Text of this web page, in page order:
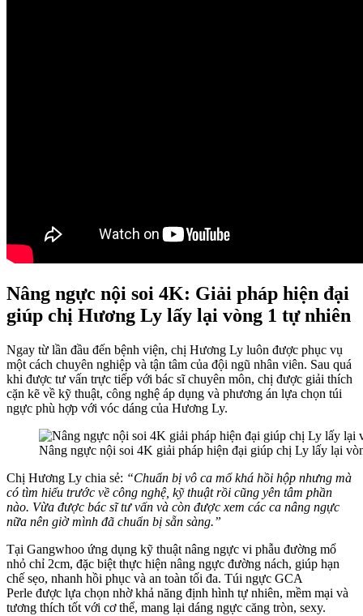
Nâng ngực nội soi 4K: Giải pháp hiện đại
giúp chị Hương Ly lấy lại vòng 1 tự nhiên
Ngay từ lần đầu đến bệnh viện, chị Hương Ly luôn được phục vụ
một cách chuyên nghiệp và tận tâm của đội ngũ nhân viên. Sau quá
khi được tư vấn trực tiếp với bác sĩ chuyên môn, chị được giải thích
cặn kẽ về kỹ thuật, công nghệ áp dụng và phương án lựa chọn túi
ngực phù hợp với vóc dáng của Hương Ly.
Nâng ngực nội soi 4K giải pháp hiện đại giúp chị Ly lấy lại
Chị Hương Ly chia sẻ: “Chuẩn bị vô ca mổ khá hồi hộp nhưng mà
có tìm hiểu trước về công nghệ, kỹ thuật rồi cũng yên tâm phần
nào. Vừa được bác sĩ tư vấn và còn được xem các ca nâng ngực
nữa nên giờ mình đã chuẩn bị sẵn sàng.”
Tại Gangwhoo ứng dụng kỹ thuật nâng ngực vi phẫu đường mổ
nhỏ chỉ 2cm, đặc biệt thực hiện nâng ngực đường nách, giúp hạn
chế sẹo, nhanh hồi phục và an toàn tối đa. Túi ngực GCA
Perle được lựa chọn nhờ khả năng định hình tự nhiên, mềm mại và
tương thích tốt với cơ thể, mang lại dáng ngực căng tròn, sexy.